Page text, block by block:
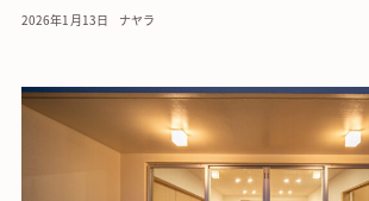
2026年1月13日 ナヤラ